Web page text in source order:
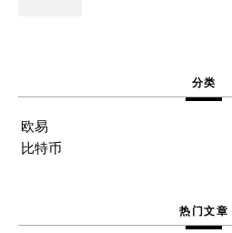
分类
欧易
比特币
热门文章